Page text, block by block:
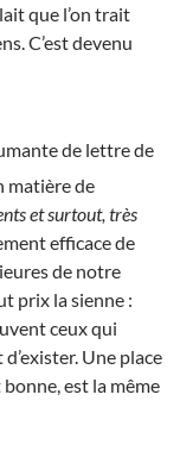
que l’on trait
C’est devenu
de lettre de
matière de
et surtout, très
efficace de
de notre
prix la sienne :
ceux qui
Une place
est la même